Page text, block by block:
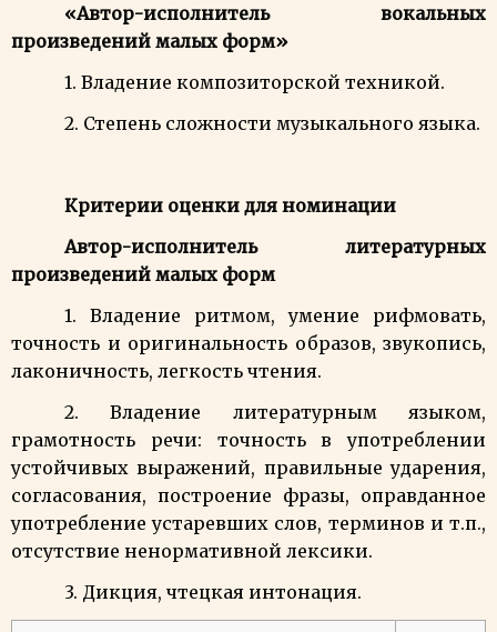
«Автор-исполнитель вокальных
произведений малых форм»
1. Владение композиторской техникой.
2. Степень сложности музыкального языка.
Критерии оценки для номинации
Автор-исполнитель литературных
произведений малых форм
1. Владение ритмом, умение рифмовать,
точность и оригинальность образов, звукопись,
лаконичность, легкость чтения.
2.Владение литературным языком,
грамотность речи: точность в употреблении
устойчивых выражений, правильные ударения,
согласования, построение фразы, оправданное
употребление устаревших слов, терминов и т.п.,
отсутствие ненормативной лексики.
3. Дикция, чтецкая интонация.